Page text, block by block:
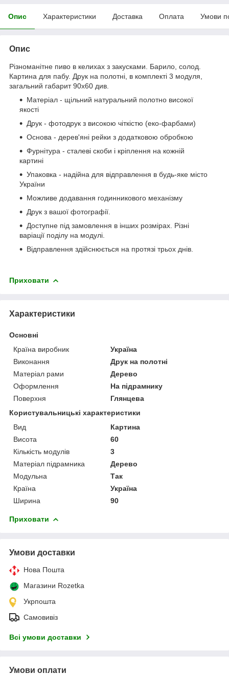
Опис Характеристики Доставка Оплата Умови
Опис
Різноманітне пиво в келихах з закусками. Барило, солод.
Картина для пабу. Друк на полотні, в комплекті 3 модуля,
загальний габарит 90x60 див.
Матеріал - щільний натуральний полотно високої
якості
Друк - фотодрук з високою чіткістю (еко-фарбами)
Основа - дерев'яні рейки з додатковою обробкою
Фурнітура - сталеві скоби і кріплення на кожній
картині
Упаковка - надійна для відправлення в будь-яке місто
України
Можливе додавання годинникового механізму
Друк з вашої фотографії.
Доступне під замовлення в інших розмірах. Різні
варіації поділу на модулі.
Відправлення здійснюється на протязі трьох днів.
Приховати
Характеристики
Основні
Країна виробник
Україна
Виконання
Друк на полотні
Матеріал рами
Дерево
Оформлення
На підрамнику
Поверхня
Глянцева
Користувальницькі характеристики
Вид
Картина
Висота
60
Кількість модулів
3
Матеріал підрамника
Дерево
Модульна
Так
Країна
Україна
Ширина
90
Приховати
Умови доставки
Нова Пошта
Магазини Rozetka
Укрпошта
Самовивіз
Всі умови доставки
Умови оплати